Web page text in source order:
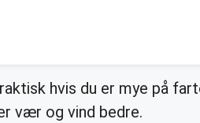
hvis du er mye på
vær og vind bedre.